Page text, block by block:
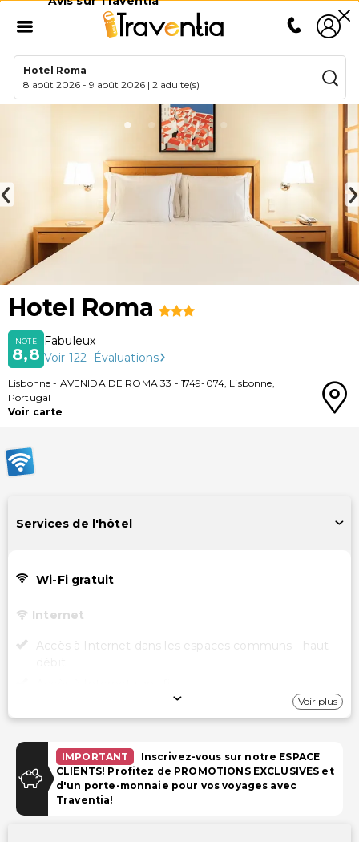
Hotel Roma
8 août 2026 -9 août 2026 |2 adulte(s)
Hotel Roma
NOTE
8,8
Fabuleux
Voir 122 Évaluations
Lisbonne - AVENIDA DE ROMA 33 - 1749-074, Lisbonne,
Portugal
Voir carte
Services de l'hôtel
Wi-Fi gratuit
Internet
Accès à Internet dans les espaces communs - haut
Stationnement
Parking (payant)
Installations
Voir plus
IMPORTANT
Inscrivez-vous sur notre ESPACE
CLIENTS! Profitez de PROMOTIONS EXCLUSIVES et
d'un porte-monnaie pour vos voyages avec
Traventia!